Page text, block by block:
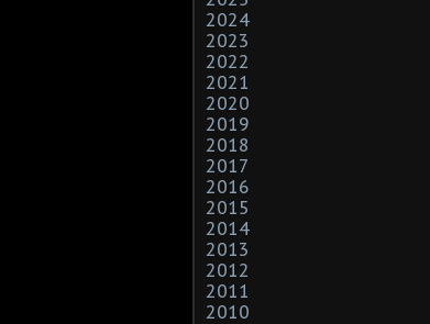
2024
2023
2022
2021
2020
2019
2018
2017
2016
2015
2014
2013
2012
2011
2010